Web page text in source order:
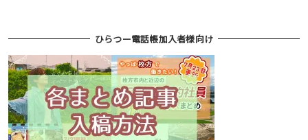
ひらつー電話帳加入者様向け